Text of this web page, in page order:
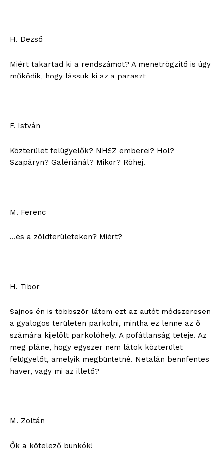
szubjektív élményportál
ELŐFIZETÉS
Hasznos
bSZ fiók
H. Dezső
Miért takartad ki a rendszámot? A menetrögzítő is úgy
működik, hogy lássuk ki az a paraszt.
F. István
Közterület felügyelők? NHSZ emberei? Hol?
Szapáryn? Galériánál? Mikor? Röhej.
M. Ferenc
…és a zöldterületeken? Miért?
H. Tibor
Sajnos én is többször látom ezt az autót módszeresen
a gyalogos területen parkolni, mintha ez lenne az ő
számára kijelölt parkolóhely. A pofátlanság teteje. Az
meg pláne, hogy egyszer nem látok közterület
felügyelőt, amelyik megbüntetné. Netalán bennfentes
haver, vagy mi az illető?
M. Zoltán
Ők a kötelező bunkók!